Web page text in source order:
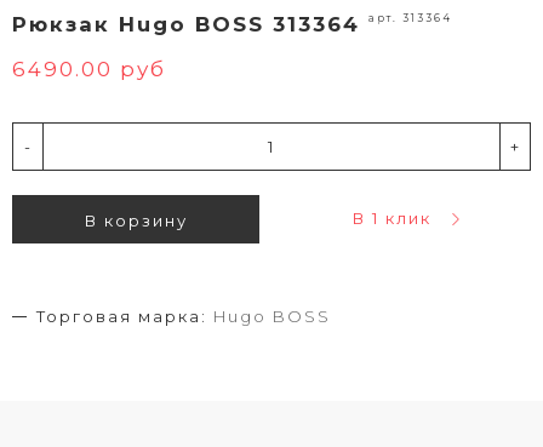
Рюкзак Hugo BOSS 313364 арт. 313364
6490.00 руб
- +
В корзину В 1 клик
Торговая марка: Hugo BOSS